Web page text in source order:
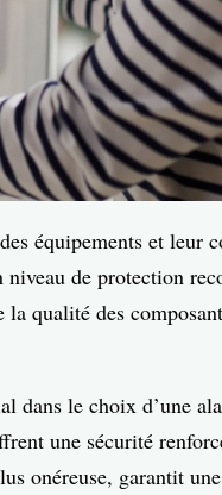
équipements et leur
de protection
qualité des
dans le choix d’une
une sécurité
onéreuse, garantit